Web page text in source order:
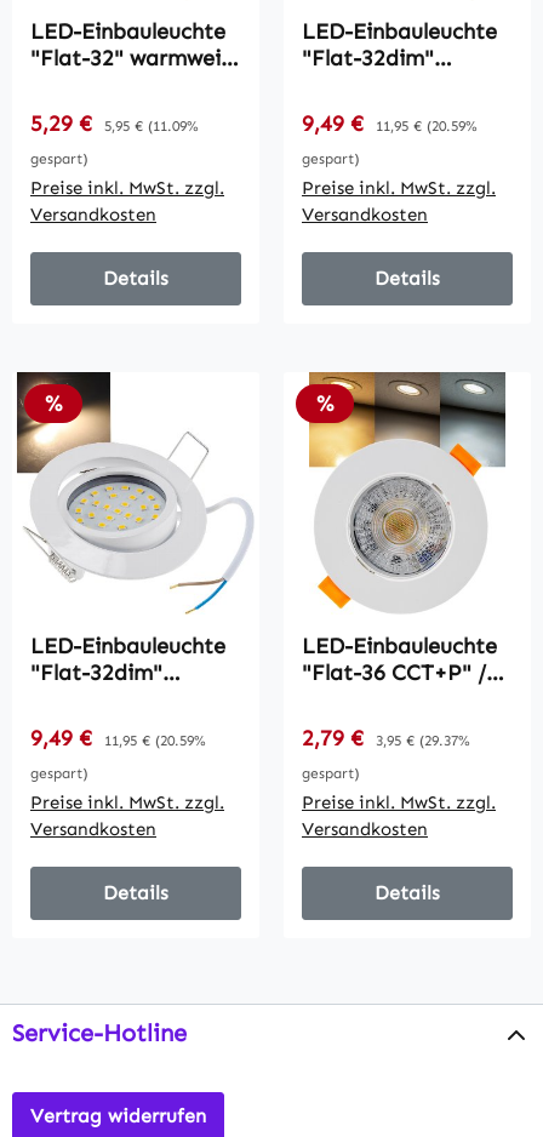
LED-Einbauleuchte
"Flat-32" warmweiß
590lm, weißes
Gehäuse
Verkaufspreis:
5,29 € Regulärer Preis:
5,95 € (11.09%
gespart)
Preise inkl. MwSt. zzgl.
Versandkosten
Details
LED-Einbauleuchte
"Flat-32dim"
80x32mm, 5W,
590lm, Edelstahl
gebürstet
Verkaufspreis:
9,49 € Regulärer Preis:
11,95 € (20.59%
gespart)
Preise inkl. MwSt. zzgl.
Versandkosten
Details
Rabatt
%
LED-Einbauleuchte
"Flat-32dim"
80x32mm, 5W,
590lm, weißes
Gehäuse
Verkaufspreis:
9,49 € Regulärer Preis:
11,95 € (20.59%
gespart)
Preise inkl. MwSt. zzgl.
Versandkosten
Details
Rabatt
%
LED-Einbauleuchte
"Flat-36 CCT+P" /
3000/4000/6500K,
schwenkbar
Verkaufspreis:
2,79 € Regulärer Preis:
3,95 € (29.37%
gespart)
Preise inkl. MwSt. zzgl.
Versandkosten
Details
Service-Hotline
Vertrag widerrufen